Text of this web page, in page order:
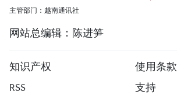
主管部门：越南通讯社
网站总编辑：陈进笋
知识产权
使用条款
RSS
支持